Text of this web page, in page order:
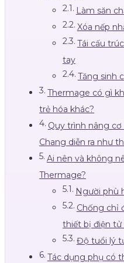
Làm săn
Xóa nếp
Tái cấu
tay
Tăng sinh
Thermage có gì
trẻ hóa khác?
Quy trình nâng
Chang diễn ra như
Ai nên và không
Thermage?
Người phù
Chống chỉ
thiết bị điện
Độ tuổi lý
Tác dụng phụ có